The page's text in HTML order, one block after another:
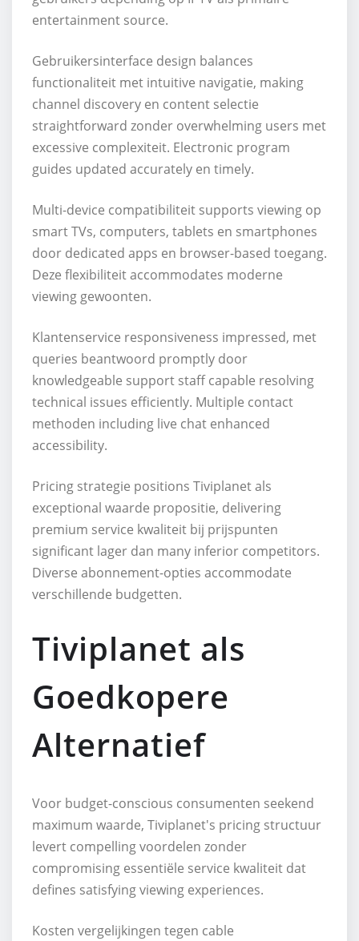
entertainment source.
Gebruikersinterface design balances
functionaliteit met intuitive navigatie, making
channel discovery en content selectie
straightforward zonder overwhelming users met
excessive complexiteit. Electronic program
guides updated accurately en timely.
Multi-device compatibiliteit supports viewing op
smart TVs, computers, tablets en smartphones
door dedicated apps en browser-based toegang.
Deze flexibiliteit accommodates moderne
viewing gewoonten.
Klantenservice responsiveness impressed, met
queries beantwoord promptly door
knowledgeable support staff capable resolving
technical issues efficiently. Multiple contact
methoden including live chat enhanced
accessibility.
Pricing strategie positions Tiviplanet als
exceptional waarde propositie, delivering
premium service kwaliteit bij prijspunten
significant lager dan many inferior competitors.
Diverse abonnement-opties accommodate
verschillende budgetten.
Tiviplanet als
Goedkopere
Alternatief
Voor budget-conscious consumenten seekend
maximum waarde, Tiviplanet's pricing structuur
levert compelling voordelen zonder
compromising essentiële service kwaliteit dat
defines satisfying viewing experiences.
Kosten vergelijkingen tegen cable